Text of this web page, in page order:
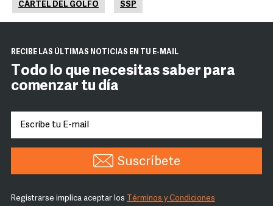
CÁRTEL DEL GOLFO SSP
RECIBE LAS ÚLTIMAS NOTICIAS EN TU E-MAIL
Todo lo que necesitas saber para
comenzar tu día
Suscríbete
Registrarse implica aceptar los Términos y Condiciones